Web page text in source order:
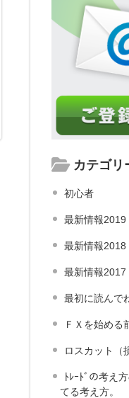
カテゴリ
初心者
最新情報2019
最新情報2018
最新情報2017
最初に読んで
ＦＸを始める
ロスカット（
ﾄﾚｰﾄﾞの考え
てる考え方。